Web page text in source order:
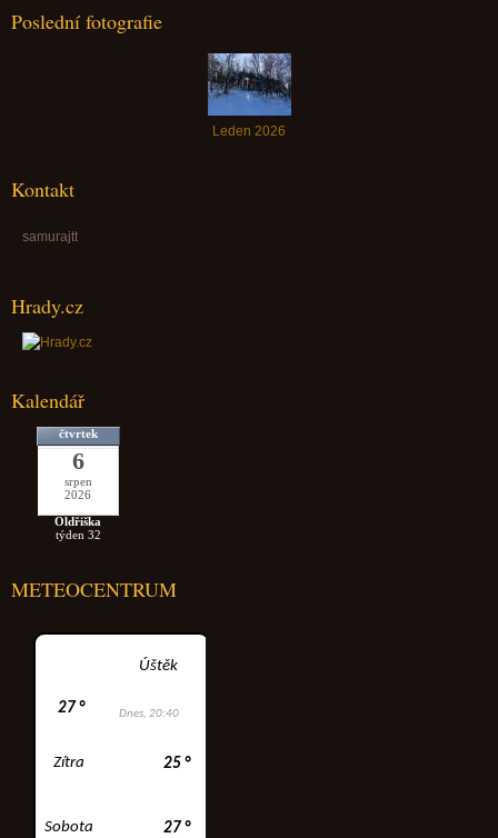
Poslední fotografie
Leden 2026
Kontakt
samurajtt
Hrady.cz
Kalendář
čtvrtek
6
srpen
2026
Oldřiška
týden 32
METEOCENTRUM